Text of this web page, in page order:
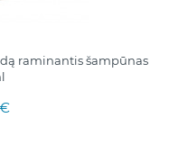
raminantis šampūnas